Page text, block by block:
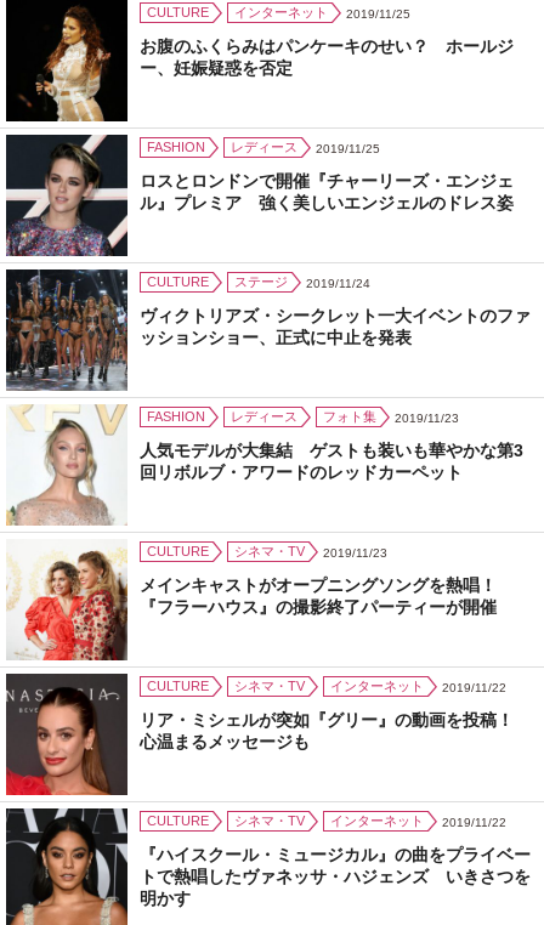
CULTURE インターネット 2019/11/25
お腹のふくらみはパンケーキのせい？ ホールジ
ー、妊娠疑惑を否定
FASHION レディース 2019/11/25
ロスとロンドンで開催『チャーリーズ・エンジェ
ル』プレミア 強く美しいエンジェルのドレス姿
CULTURE ステージ 2019/11/24
ヴィクトリアズ・シークレット一大イベントのファ
ッションショー、正式に中止を発表
FASHION レディース フォト集 2019/11/23
人気モデルが大集結 ゲストも装いも華やかな第3
回リボルブ・アワードのレッドカーペット
CULTURE シネマ・TV 2019/11/23
メインキャストがオープニングソングを熱唱！
『フラーハウス』の撮影終了パーティーが開催
CULTURE シネマ・TV インターネット 2019/11/22
リア・ミシェルが突如『グリー』の動画を投稿！
心温まるメッセージも
CULTURE シネマ・TV インターネット 2019/11/22
『ハイスクール・ミュージカル』の曲をプライベー
トで熱唱したヴァネッサ・ハジェンズ いきさつを
明かす